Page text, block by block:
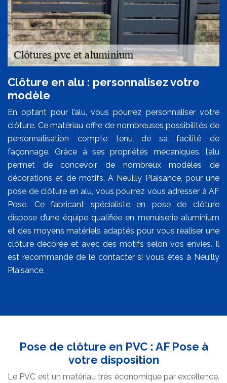
Clôture en alu : personnalisez votre
modèle
En optant pour l’alu, vous pourrez personnaliser votre
clôture. Ce matériau offre de nombreuses possibilités de
personnalisation compte tenu de sa facilité de
façonnage. Grâce à ses propriétés mécaniques, l’alu
permet de concevoir de nombreux modèles de
décorations et de motifs. A Neuilly Plaisance, pour une
pose de clôture en alu, vous pourrez vous adresser à AF
Pose. Ce fabricant spécialiste en pose de clôture
dispose d’une équipe qualifiée en menuiserie aluminium
et des moyens matériels adaptés pour vous réaliser une
clôture décorée et avec des motifs selon vos envies. Il
est recommandé de le contacter si vous êtes à Neuilly
Plaisance.
Pose de clôture en PVC : AF Pose à
votre disposition
Le PVC est un matériau très économique par excellence.